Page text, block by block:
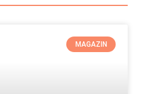
MAGAZIN